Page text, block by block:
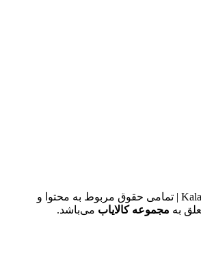
KalaYabe.ir © 1399 – 1403 | تمامی حقوق مربوط به محتوا و
به مجموعه کالایاب می‌باشد.